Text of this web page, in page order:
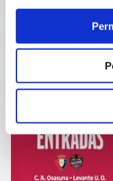
PARTIDO ANTE EL
PRIMER EQUIPO